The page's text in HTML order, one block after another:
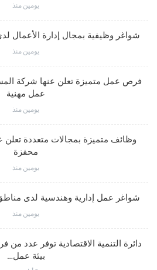
يومين منذ
شواغر وظيفية بمجال إدارة الأعمال
يومين منذ
فرص عمل متميزة تعلن عنها شركة
عمل مهنية
يومين منذ
وظائف متميزة بمجالات متعددة تعلن
محفزة
يومين منذ
شواغر عمل إدارية وهندسية لدى
يومين منذ
دائرة التنمية الاقتصادية توفر عدد
بيئة عمل…